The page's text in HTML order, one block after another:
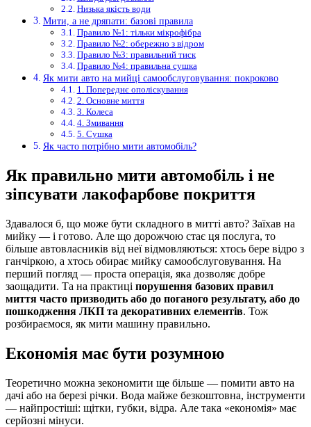
Низька якість води
Мити, а не дряпати: базові правила
Правило №1: тільки мікрофібра
Правило №2: обережно з відром
Правило №3: правильний тиск
Правило №4: правильна сушка
Як мити авто на мийці самообслуговування: покроково
1. Попереднє ополіскування
2. Основне миття
3. Колеса
4. Змивання
5. Сушка
Як часто потрібно мити автомобіль?
Як правильно мити автомобіль і не
зіпсувати лакофарбове покриття
Здавалося б, що може бути складного в митті авто? Заїхав на
мийку — і готово. Але що дорожчою стає ця послуга, то
більше автовласників від неї відмовляються: хтось бере відро з
ганчіркою, а хтось обирає мийку самообслуговування. На
перший погляд — проста операція, яка дозволяє добре
заощадити. Та на практиці порушення базових правил
миття часто призводить або до поганого результату, або до
пошкодження ЛКП та декоративних елементів. Тож
розбираємося, як мити машину правильно.
Економія має бути розумною
Теоретично можна зекономити ще більше — помити авто на
дачі або на березі річки. Вода майже безкоштовна, інструменти
— найпростіші: щітки, губки, відра. Але така «економія» має
серйозні мінуси.